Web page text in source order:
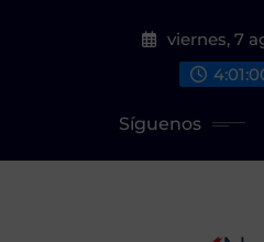
viernes, 7
Síguenos